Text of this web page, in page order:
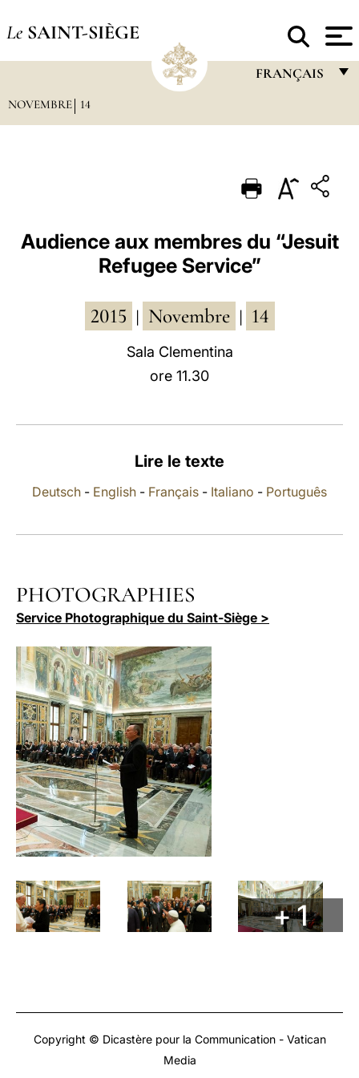
Le SAINT-SIÈGE
FRANÇAIS
PORTUGUÊS
ESPAÑOL
DEUTSCH
العربيّة
NOVEMBRE 14
Audience aux membres du “Jesuit
Refugee Service”
2015 Novembre 14
Sala Clementina
ore 11.30
Lire le texte
Deutsch - English - Français - Italiano - Português
PHOTOGRAPHIES
Service Photographique du Saint-Siège >
+ 1
Copyright © Dicastère pour la Communication - Vatican
Media